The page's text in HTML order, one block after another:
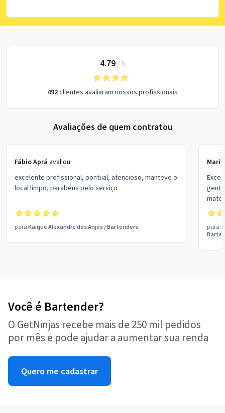
4.79/ 5
492clientes avaliaram nossos profissionais
Avaliações de quem contratou
Fábio Aprá avaliou:
excelente profissional, pontual, atencioso, manteve o
local limpo, parabéns pelo serviço
para Kaique Alexandre dos Anjos /Bartenders
eventos. Extremamente
para
Você é Bartender?
O GetNinjas recebe mais de 250 mil pedidos
por mês e pode ajudar a aumentar sua renda
Quero me cadastrar